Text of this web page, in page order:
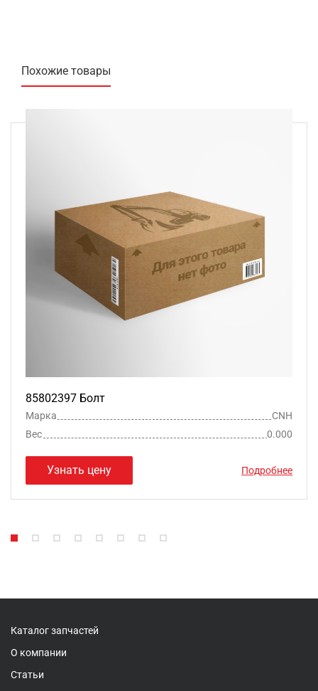
Похожие товары
85802397 Болт
Марка
CNH
Вес
0.000
Узнать цену Подробнее
Каталог запчастей
О компании
Статьи